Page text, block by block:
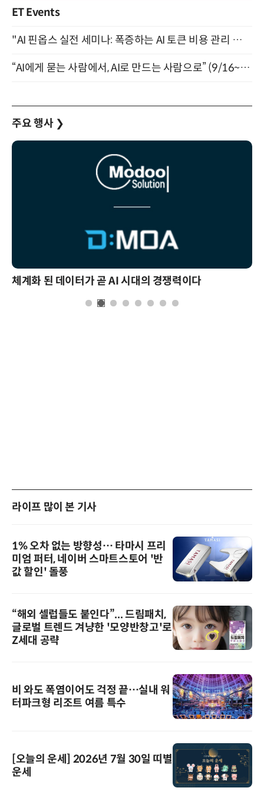
ET Events
"AI 핀옵스 실전 세미나: 폭증하는 AI 토큰 비용 관리 전략" 8월 21일 개최
“AI에게 묻는 사람에서, AI로 만드는 사람으로” (9/16~17)
주요 행사 ❯
체계화 된 데이터가 곧 AI 시대의 경쟁력이다
라이프 많이 본 기사
1% 오차 없는 방향성… 타마시 프리
미엄 퍼터, 네이버 스마트스토어 '반
값 할인' 돌풍
“해외 셀럽들도 붙인다”... 드림패치,
글로벌 트렌드 겨냥한 '모양반창고'로
Z세대 공략
비 와도 폭염이어도 걱정 끝…실내 워
터파크형 리조트 여름 특수
[오늘의 운세] 2026년 7월 30일 띠별
운세